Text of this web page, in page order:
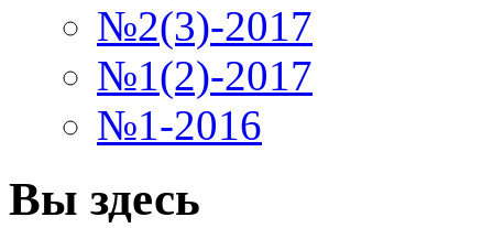
№2(3)-2017
№1(2)-2017
№1-2016
Вы здесь